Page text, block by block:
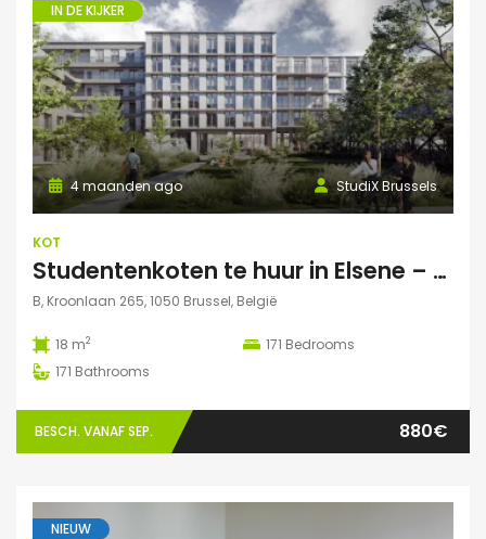
IN DE KIJKER
StudiX Brussels
4 maanden ago
KOT
Studentenkoten te huur in Elsene – Residentie StudiX
B, Kroonlaan 265, 1050 Brussel, België
18 m2 171 Bedrooms
171 Bathrooms
BESCH. VANAF SEP. 880€
NIEUW